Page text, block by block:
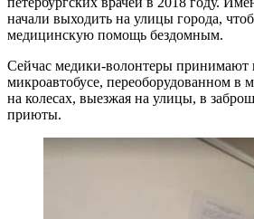
начали выходить на улицы города,
медицинскую помощь бездомным.
Сейчас медики-волонтеры принимают
микроавтобусе, переоборудованном в
на колесах, выезжая на улицы, в
приюты.